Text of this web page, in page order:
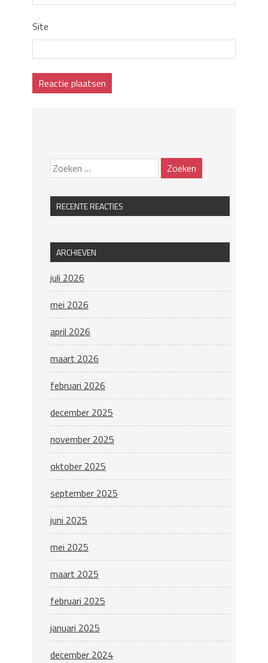
Site
RECENTE REACTIES
ARCHIEVEN
juli 2026
mei 2026
april 2026
maart 2026
februari 2026
december 2025
november 2025
oktober 2025
september 2025
juni 2025
mei 2025
maart 2025
februari 2025
januari 2025
december 2024